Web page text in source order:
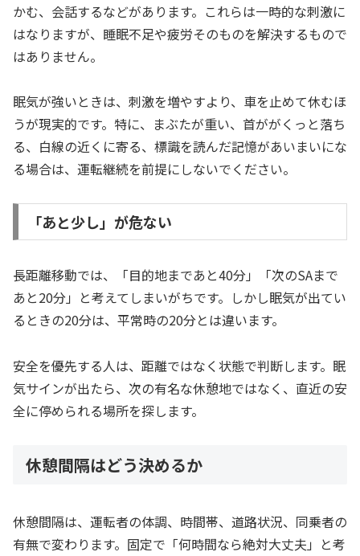
かむ、会話するなどがあります。これらは一時的な刺激に
はなりますが、睡眠不足や疲労そのものを解決するもので
はありません。
眠気が強いときは、刺激を増やすより、車を止めて休むほ
うが現実的です。特に、まぶたが重い、首ががくっと落ち
る、白線の近くに寄る、標識を読んだ記憶があいまいにな
る場合は、運転継続を前提にしないでください。
「あと少し」が危ない
長距離移動では、「目的地まであと40分」「次のSAまで
あと20分」と考えてしまいがちです。しかし眠気が出てい
るときの20分は、平常時の20分とは違います。
安全を優先する人は、距離ではなく状態で判断します。眠
気サインが出たら、次の有名な休憩地ではなく、直近の安
全に停められる場所を探します。
休憩間隔はどう決めるか
休憩間隔は、運転者の体調、時間帯、道路状況、同乗者の
有無で変わります。固定で「何時間なら絶対大丈夫」と考